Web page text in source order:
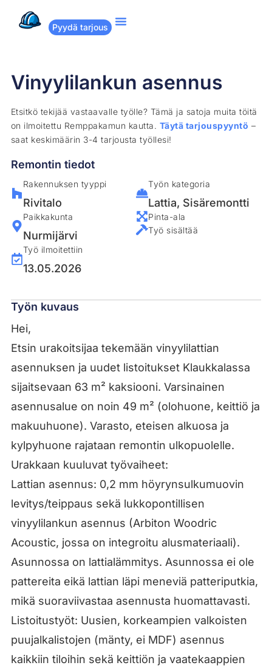
Pyydä tarjous
Vinyylilankun asennus
Etsitkö tekijää vastaavalle työlle? Tämä ja satoja muita töitä
on ilmoitettu Remppakamun kautta. Täytä tarjouspyyntö –
saat keskimäärin 3-4 tarjousta työllesi!
Remontin tiedot
Rakennuksen tyyppi
Rivitalo
Paikkakunta
Nurmijärvi
Työ ilmoitettiin
13.05.2026
Työn kategoria
Lattia, Sisäremontti
Pinta-ala
Työ sisältää
Työn kuvaus
Hei,
Etsin urakoitsijaa tekemään vinyylilattian
asennuksen ja uudet listoitukset Klaukkalassa
sijaitsevaan 63 m² kaksiooni. Varsinainen
asennusalue on noin 49 m² (olohuone, keittiö ja
makuuhuone). Varasto, eteisen alkuosa ja
kylpyhuone rajataan remontin ulkopuolelle.
Urakkaan kuuluvat työvaiheet:
Lattian asennus: 0,2 mm höyrynsulkumuovin
levitys/teippaus sekä lukkopontillisen
vinyylilankun asennus (Arbiton Woodric
Acoustic, jossa on integroitu alusmateriaali).
Asunnossa on lattialämmitys. Asunnossa ei ole
pattereita eikä lattian läpi meneviä patteriputkia,
mikä suoraviivastaa asennusta huomattavasti.
Listoitustyöt: Uusien, korkeampien valkoisten
puujalkalistojen (mänty, ei MDF) asennus
kaikkiin tiloihin sekä keittiön ja vaatekaappien